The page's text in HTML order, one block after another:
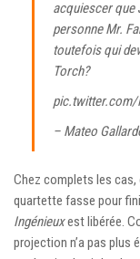
acquiescer que
personne Mr.
toutefois qui
Torch?
pic.twitter.com/
– Mateo
Chez complets les cas,
quartette fasse pour
Ingénieuxest libérée.
projection n’a pas plus